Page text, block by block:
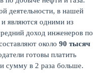
деятельности, в нашей
являются одними из
доход инженеров по
около 90 тысяч
готовы платить
сумму в 2 раза больше.